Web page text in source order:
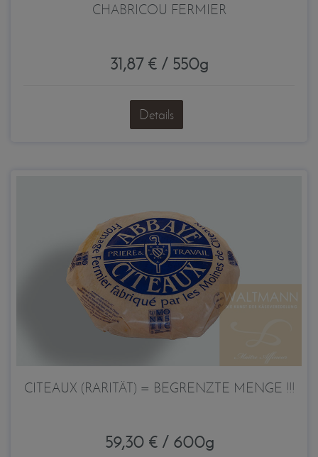
CHABRICOU FERMIER
31,87 € / 550g
Details
CITEAUX (RARITÄT) = BEGRENZTE MENGE !!!
59,30 € / 600g